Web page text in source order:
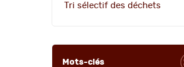
Tri sélectif des déchets
Mots-clés